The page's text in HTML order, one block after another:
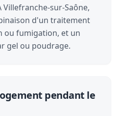
sur-Saône,
d'un traitement
ou fumigation, et un
gel ou poudrage.
pendant le